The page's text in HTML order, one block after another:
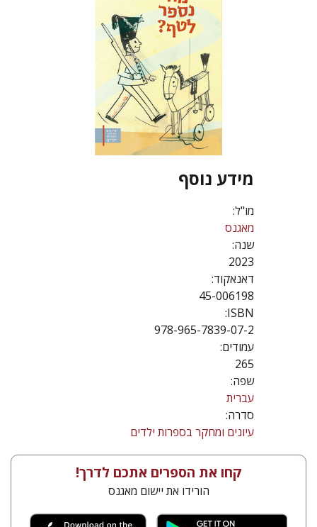
מידע נוסף
מו"ל:
מאגנס
שנה:
2023
דאנאקוד:
45-006198
ISBN:
978-965-7839-07-2
עמודים:
265
שפה:
עברית
סדרה:
עיונים ומחקר בספרות ילדים
קחו את הספרים אתכם לדרך!
הורידו את יישום מאגנס